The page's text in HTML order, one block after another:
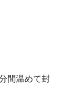
間温めて封